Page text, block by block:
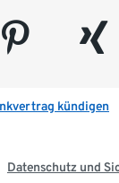
pinterest xing
kündigen
Datenschutz und